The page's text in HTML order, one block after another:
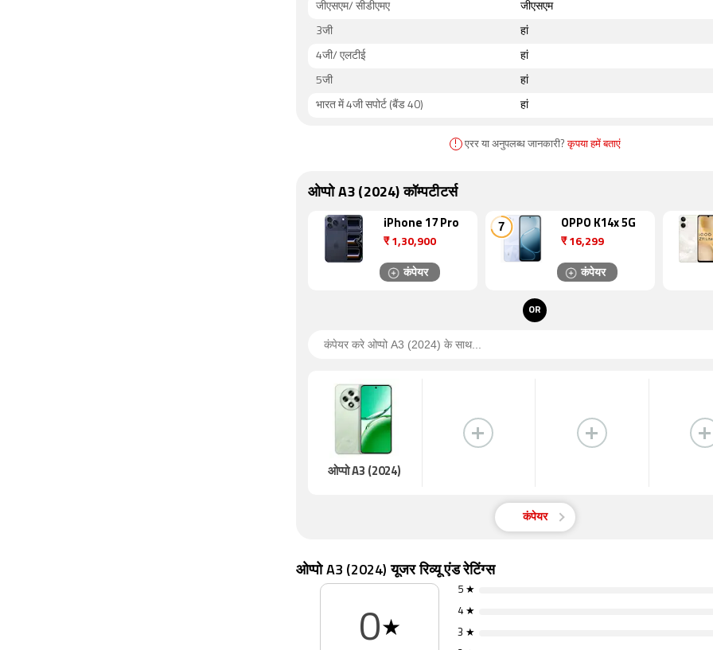
जीएसएम/ सीडीएमए जीएसएम
3जी हां
4जी/ एलटीई हां
5जी हां
भारत में 4जी सपोर्ट (बैंड 40) हां
! एरर या अनुपलब्ध जानकारी?कृपया हमें बताएं
ओप्पो A3 (2024) कॉम्पटीटर्स
iPhone 17 Pro
₹1,30,900
कंपेयर
OPPO K14x 5G
₹16,299
कंपेयर
OR
ओप्पो A3 (2024)
कंपेयर
ओप्पो A3 (2024) यूजर रिव्यू एंड रेटिंग्स
0★
5 ★
4 ★
3 ★